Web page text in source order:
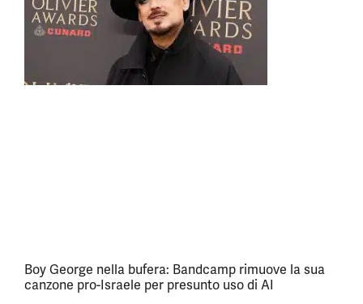
Boy George nella bufera: Bandcamp rimuove la sua
canzone pro-Israele per presunto uso di AI